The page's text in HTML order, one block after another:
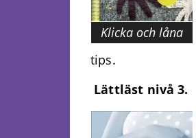
Klicka och låna
tips.
Lättläst nivå 3.